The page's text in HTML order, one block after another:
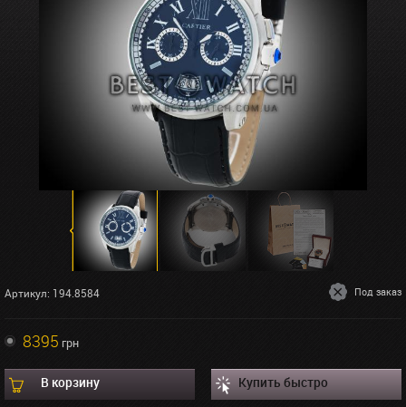
Артикул: 194.8584 Под заказ
8395 грн
В корзину Купить быстро